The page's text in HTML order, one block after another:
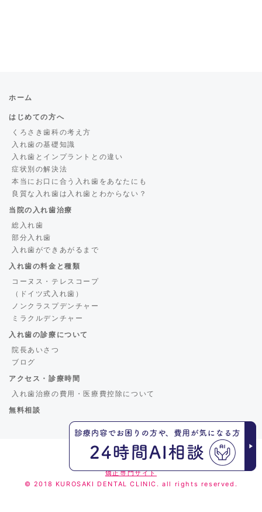
ホーム
はじめての方へ
くろさき歯科の考え方
入れ歯の基礎知識
入れ歯とインプラントとの違い
症状別の解決法
本当にお口に合う入れ歯をあなたにも
良質な入れ歯は入れ歯とわからない？
当院の入れ歯治療
総入れ歯
部分入れ歯
入れ歯ができあがるまで
入れ歯の料金と種類
コーヌス・テレスコープ
（ドイツ式入れ歯）
ノンクラスプデンチャー
ミラクルデンチャー
入れ歯の診療について
院長あいさつ
ブログ
アクセス・診療時間
入れ歯治療の費用・医療費控除について
無料相談
くろさき歯科
矯正専門サイト
© 2018 KUROSAKI DENTAL CLINIC. all rights reserved.